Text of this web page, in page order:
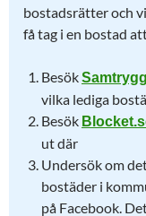
bostadsrätter och
få tag i en bostad
Besök
vilka lediga
Besök
ut där
Undersök om
bostäder i
på Facebook.